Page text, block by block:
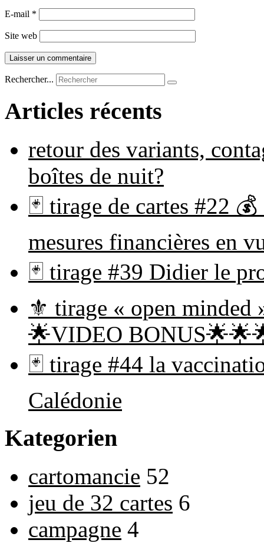
E-mail *
Site web
Rechercher...
Articles récents
retour des variants,
boîtes de nuit?
🃏 tirage de cartes #22
mesures financières en
🃏 tirage #39 Didier le
⚜ tirage « open minded
🌟VIDEO
🃏 tirage #44 la
Calédonie
Kategorien
cartomancie 52
jeu de 32 cartes 6
campagne 4